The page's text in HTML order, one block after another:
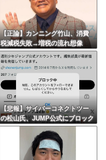
Powered by livedoor 相互RSS
【正論】カンニング竹山、消費
税減税失敗→増税の流れ想像
「次誰が総理やりたいと思いま
す？」
【悲報】サイバーコネクトツー
の松山氏、JUMP公式にブロック
されるｗｗｗｗｗｗｗｗｗｗｗ